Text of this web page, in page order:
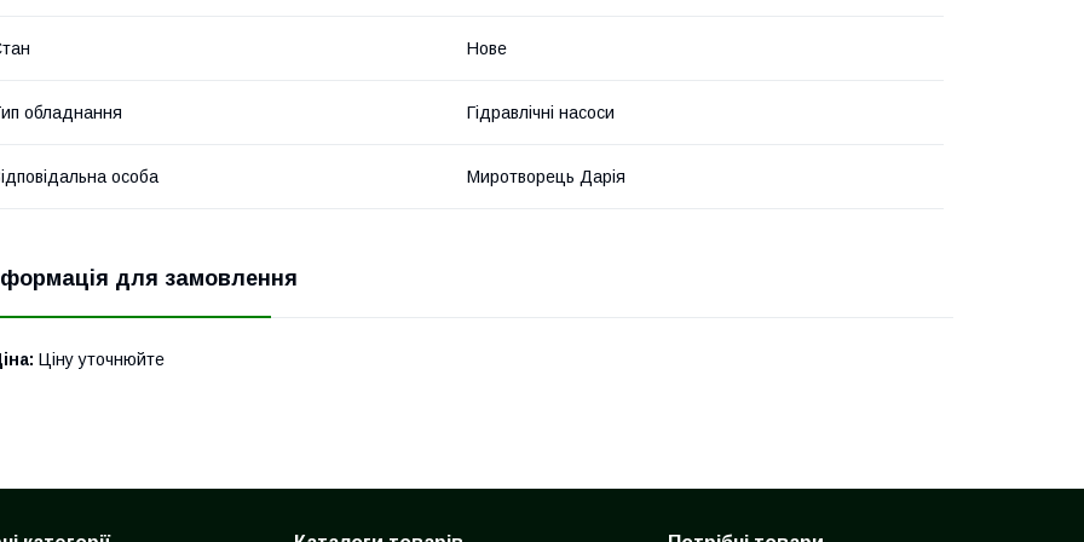
Нове
обладнання Гідравлічні насоси
особа Миротворець Дарія
для замовлення
Ціну уточнюйте